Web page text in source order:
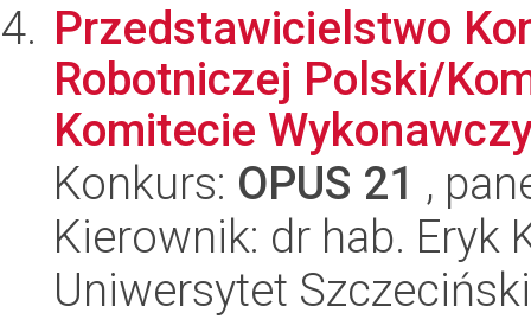
Przedstawicielstwo
Robotniczej Polski/
Komitecie
Konkurs: OPUS 21 ,
Kierownik: dr hab. Eryk
Uniwersytet